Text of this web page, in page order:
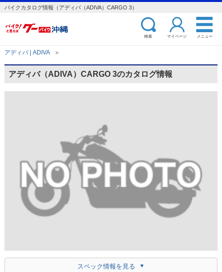
バイクカタログ情報（アディバ（ADIVA）CARGO 3）
検索 マイページ メニュー
アディバ | ADIVA ＞
アディバ（ADIVA）CARGO 3のカタログ情報
スペック情報を見る